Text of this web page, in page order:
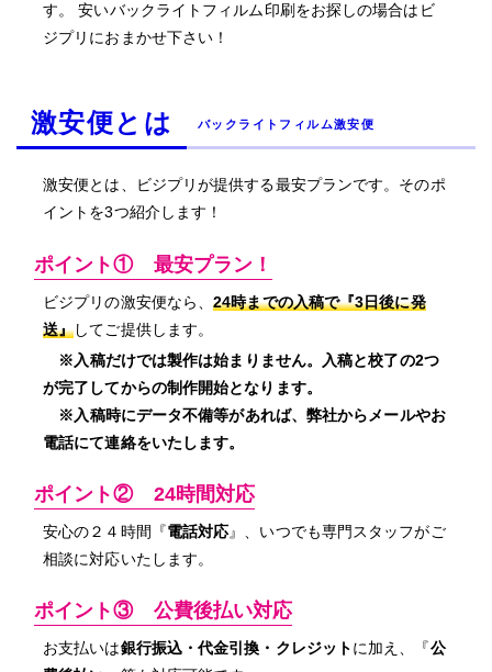
す。 安いバックライトフィルム印刷をお探しの場合はビ
ジプリにおまかせ下さい！
激安便とは バックライトフィルム激安便
激安便とは、ビジプリが提供する最安プランです。そのポ
イントを3つ紹介します！
ポイント① 最安プラン！
ビジプリの激安便なら、24時までの入稿で『3日後に発
送』してご提供します。
※入稿だけでは製作は始まりません。入稿と校了の2つ
が完了してからの制作開始となります。
※入稿時にデータ不備等があれば、弊社からメールやお
電話にて連絡をいたします。
ポイント② 24時間対応
安心の２４時間『電話対応』、いつでも専門スタッフがご
相談に対応いたします。
ポイント③ 公費後払い対応
お支払いは銀行振込・代金引換・クレジットに加え、『公